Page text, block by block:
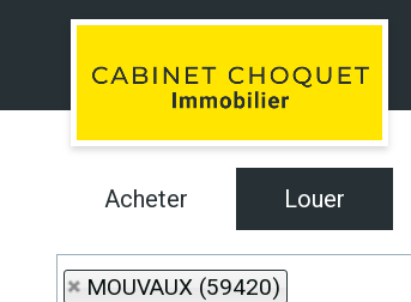
Acheter Louer
MOUVAUX (59420)